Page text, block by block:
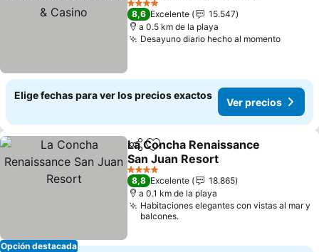
4 Estrellas
8,6 Excelente
15.547
a 0.5 km de la playa
Desayuno diario hecho al momento
Elige fechas para ver los precios exactos
Ver precios
Opción destacada
CompartirAgregar a favoritos
La Concha Renaissance
San Juan Resort
4 Estrellas
8,8 Excelente
18.865
a 0.1 km de la playa
Habitaciones elegantes con vistas al mar y
balcones.